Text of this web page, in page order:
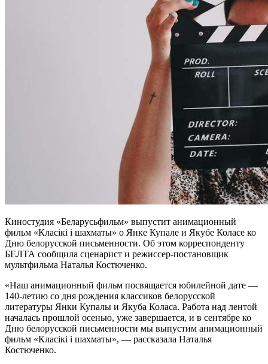
Киностудия «Беларусьфильм» выпустит анимационный
фильм «Класікі і шахматы» о Янке Купале и Якубе Коласе ко
Дню белорусской письменности. Об этом корреспонденту
БЕЛТА сообщила сценарист и режиссер-постановщик
мультфильма Наталья Костюченко.
«Наш анимационный фильм посвящается юбилейной дате —
140-летию со дня рождения классиков белорусской
литературы Янки Купалы и Якуба Коласа. Работа над лентой
началась прошлой осенью, уже завершается, и в сентябре ко
Дню белорусской письменности мы выпустим анимационный
фильм «Класікі і шахматы», — рассказала Наталья
Костюченко.